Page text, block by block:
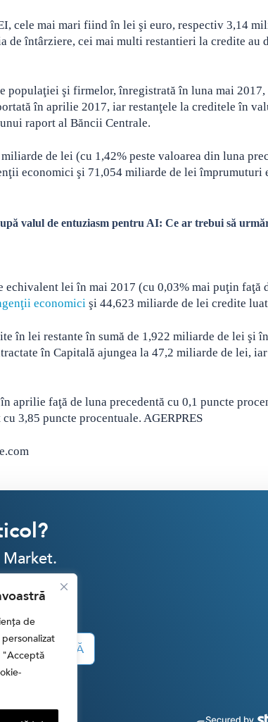
de
"Acceptă
cele mai mari fiind în lei şi euro, respectiv 3,14
întârziere, cei mai multi restantieri la credite au
populaţiei şi firmelor, înregistrată în luna mai
în aprilie 2017, iar restanţele la creditele în
raport al Băncii Centrale.
de lei (cu 1,42% peste valoarea din luna
economici şi 71,054 miliarde de lei împrumuturi
valul de entuziasm pentru AI: Ce ar trebui să
lei în mai 2017 (cu 0,03% mai puţin faţă
economici şi 44,623 miliarde de lei credite
în lei restante în sumă de 1,922 miliarde de lei şi
în Capitală ajungea la 47,2 miliarde de lei,
aprilie faţă de luna precedentă cu 0,1 puncte
3,85 puncte procentuale. AGERPRES
Market.
ALTĂ SUMĂ